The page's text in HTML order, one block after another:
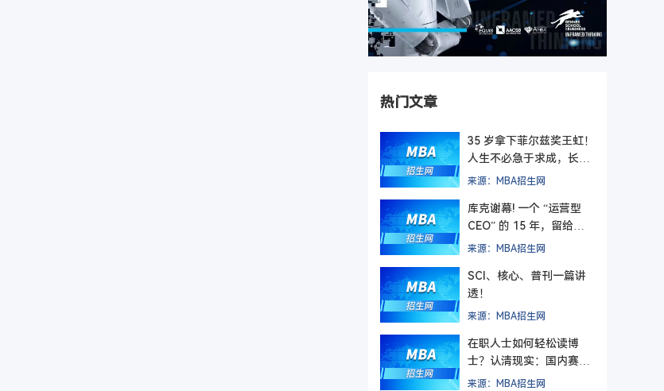
热门文章
35 岁拿下菲尔兹奖王虹！
人生不必急于求成，长期
主义终有回响
来源：MBA招生网
库克谢幕! 一个 “运营型
CEO” 的 15 年，留给管
理者的最后一课
来源：MBA招生网
SCI、核心、普刊一篇讲
透！
来源：MBA招生网
在职人士如何轻松读博
士？认清现实：国内赛道
难在入学，更难毕业
来源：MBA招生网